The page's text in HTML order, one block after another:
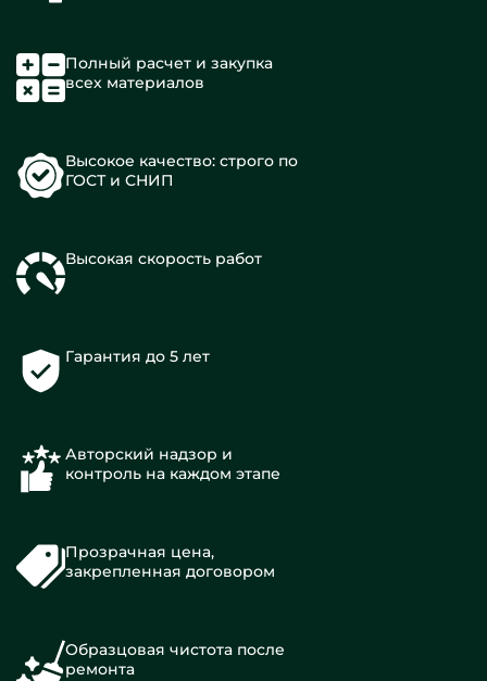
Полный расчет и закупка
всех материалов
Высокое качество: строго по
ГОСТ и СНИП
Высокая скорость работ
Гарантия до 5 лет
Авторский надзор и
контроль на каждом этапе
Прозрачная цена,
закрепленная договором
Образцовая чистота после
ремонта